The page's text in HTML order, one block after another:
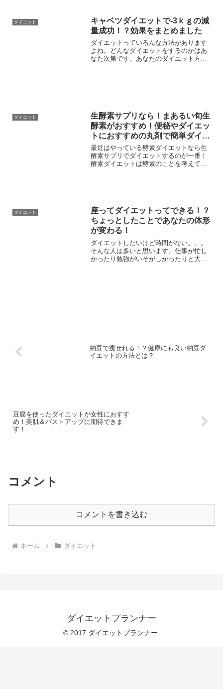
ダイエット
キャベツダイエットで-3ｋｇの減
量成功！？効果をまとめました
ダイエットっていろんな方法があります
よね。どんなダイエットをするのかはあ
なた次第です。あなたのダイエット方法
ダイエット
生酵素サプリなら！まあるい旬生
酵素がおすすめ！便秘やダイエッ
トにおすすめの丸剤で簡単ダイエ
ット始めませんか？
最近はやっている酵素ダイエットなら生
酵素サプリでダイエットするのが一番！
酵素ダイエットは酵素のことを考えて食
ダイエット
座ってダイエットってできる！？
ちょっとしたことであなたの体形
が変わる！
ダイエットしたいけど時間がない。。。
そんな人は多いと思います。仕事が忙し
かったり勉強がいそがしかったりと大変
納豆で痩せれる！？健康にも良い納豆ダ
イエットの方法とは？
豆腐を使ったダイエットが女性におすす
め！美肌＆バストアップに期待できま
す！
コメント
コメントを書き込む
ホーム ダイエット
ダイエットプランナー
© 2017 ダイエットプランナー.